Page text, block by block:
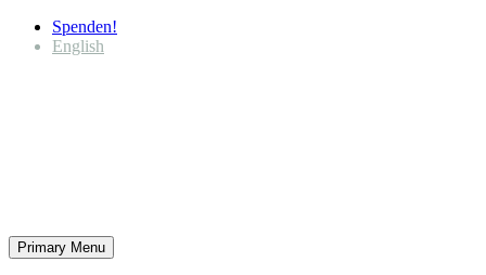
Spenden!
English
Primary Menu